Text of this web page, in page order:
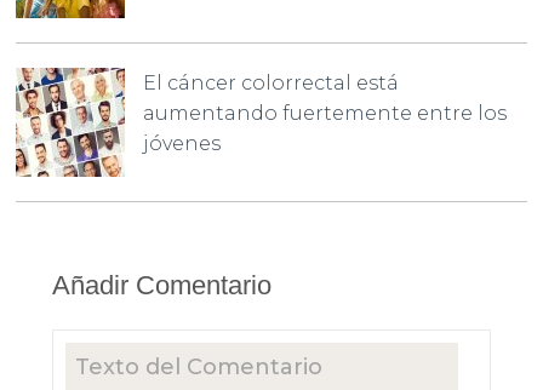
El cáncer colorrectal está
aumentando fuertemente entre los
jóvenes
Añadir Comentario